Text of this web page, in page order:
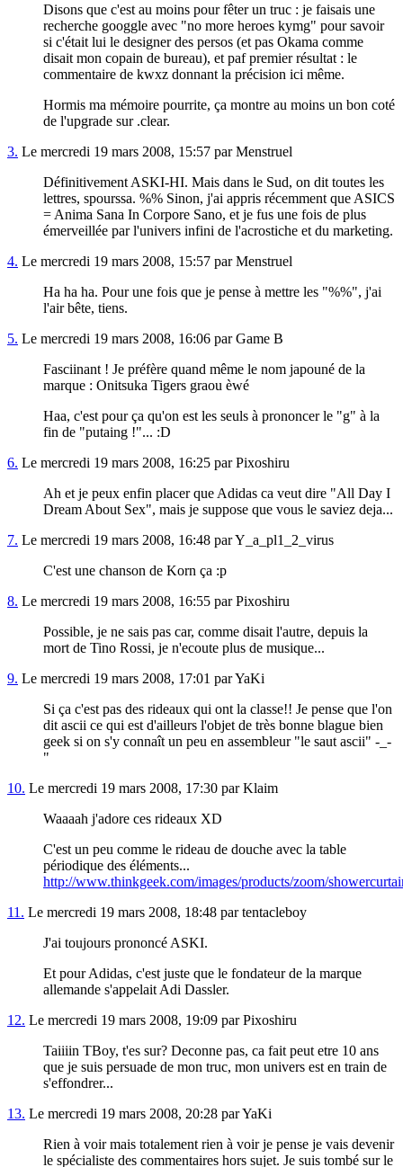
Disons que c'est au moins pour fêter un truc : je faisais une
recherche googgle avec "no more heroes kymg" pour savoir
si c'était lui le designer des persos (et pas Okama comme
disait mon copain de bureau), et paf premier résultat : le
commentaire de kwxz donnant la précision ici même.
Hormis ma mémoire pourrite, ça montre au moins un bon coté
de l'upgrade sur .clear.
3. Le mercredi 19 mars 2008, 15:57 par Menstruel
Définitivement ASKI-HI. Mais dans le Sud, on dit toutes les
lettres, spourssa. %% Sinon, j'ai appris récemment que ASICS
= Anima Sana In Corpore Sano, et je fus une fois de plus
émerveillée par l'univers infini de l'acrostiche et du marketing.
4. Le mercredi 19 mars 2008, 15:57 par Menstruel
Ha ha ha. Pour une fois que je pense à mettre les "%%", j'ai
l'air bête, tiens.
5. Le mercredi 19 mars 2008, 16:06 par Game B
Fasciinant ! Je préfère quand même le nom japouné de la
marque : Onitsuka Tigers graou èwé
Haa, c'est pour ça qu'on est les seuls à prononcer le "g" à la
fin de "putaing !"... :D
6. Le mercredi 19 mars 2008, 16:25 par Pixoshiru
Ah et je peux enfin placer que Adidas ca veut dire "All Day I
Dream About Sex", mais je suppose que vous le saviez deja...
7. Le mercredi 19 mars 2008, 16:48 par Y_a_pl1_2_virus
C'est une chanson de Korn ça :p
8. Le mercredi 19 mars 2008, 16:55 par Pixoshiru
Possible, je ne sais pas car, comme disait l'autre, depuis la
mort de Tino Rossi, je n'ecoute plus de musique...
9. Le mercredi 19 mars 2008, 17:01 par YaKi
Si ça c'est pas des rideaux qui ont la classe!! Je pense que l'on
dit ascii ce qui est d'ailleurs l'objet de très bonne blague bien
geek si on s'y connaît un peu en assembleur "le saut ascii" -_-
"
10. Le mercredi 19 mars 2008, 17:30 par Klaim
Waaaah j'adore ces rideaux XD
C'est un peu comme le rideau de douche avec la table
périodique des éléments...
http://www.thinkgeek.com/images/products/zoom/
11. Le mercredi 19 mars 2008, 18:48 par tentacleboy
J'ai toujours prononcé ASKI.
Et pour Adidas, c'est juste que le fondateur de la marque
allemande s'appelait Adi Dassler.
12. Le mercredi 19 mars 2008, 19:09 par Pixoshiru
Taiiiin TBoy, t'es sur? Deconne pas, ca fait peut etre 10 ans
que je suis persuade de mon truc, mon univers est en train de
s'effondrer...
13. Le mercredi 19 mars 2008, 20:28 par YaKi
Rien à voir mais totalement rien à voir je pense je vais devenir
le spécialiste des commentaires hors sujet. Je suis tombé sur le